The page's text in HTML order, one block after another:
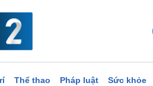
Thể thao Pháp luật Sức khỏe